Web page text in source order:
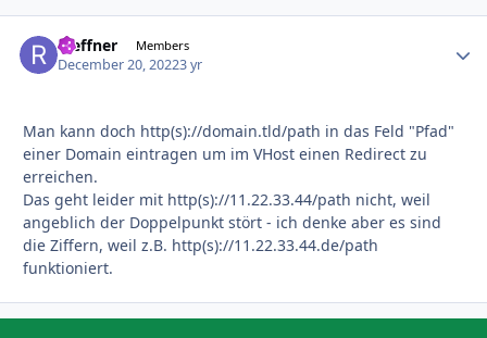
rseffner Members
December 20, 20223 yr
Man kann doch http(s)://domain.tld/path in das Feld "Pfad"
einer Domain eintragen um im VHost einen Redirect zu
erreichen.
Das geht leider mit http(s)://11.22.33.44/path nicht, weil
angeblich der Doppelpunkt stört - ich denke aber es sind
die Ziffern, weil z.B. http(s)://11.22.33.44.de/path
funktioniert.